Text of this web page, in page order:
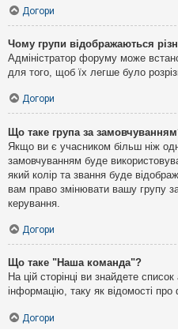
Догори
Чому групи відображаються
Адміністратор форуму може
для того, щоб їх легше було
Догори
Що таке група за
Якщо ви є учасником більш ніж
замовчуванням буде
який колір та звання буде
вам право змінювати вашу групу
керування.
Догори
Що таке "Наша команда"?
На цій сторінці ви знайдете
інформацію, таку як відомості
Догори